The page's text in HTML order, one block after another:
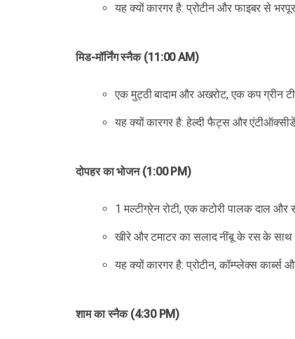
यह क्यों कारगर है: प्रोटीन और फाइबर से
मिड-मॉर्निंग स्नैक (11:00 AM)
एक मुट्ठी बादाम और अखरोट, एक कप ग्रीन
यह क्यों कारगर है: हेल्दी फैट्स और
दोपहर का भोजन (1:00 PM)
1 मल्टीग्रेन रोटी, एक कटोरी पालक दाल और
खीरे और टमाटर का सलाद नींबू के रस के
यह क्यों कारगर है: प्रोटीन, कॉम्प्लेक्स
शाम का स्नैक (4:30 PM)